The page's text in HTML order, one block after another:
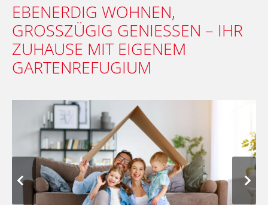
EBENERDIG WOHNEN,
GROSSZÜGIG GENIESSEN – IHR ZU
HAUSE MIT EIGENEM GA
RTENREFUGIUM